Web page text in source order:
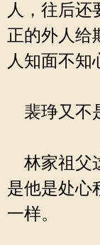
人，往后还
正的外人给
人知面不知
裴琤又不
林家祖父
是他是处心
一样。